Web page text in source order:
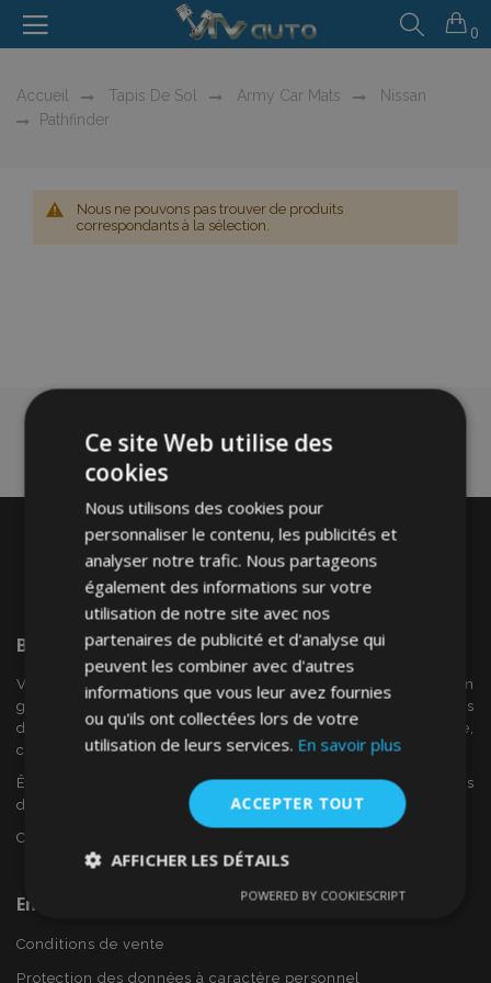
0
Accueil Tapis De Sol Army Car Mats
Nissan
Pathfinder
Nous ne pouvons pas trouver de produits
correspondants à la sélection.
Bienvenue SurVTVAuto
VTV voiture est un détaillant européen et fournisseur en
gros d'accessoires automobiles tels que:. les enjoliveurs, les
déflecteurs de vent, housses de siège, tapis de voiture,
couvertures de chrome et cadres ...
Êtes-vous intéressé par dropshipping ou voulez-vous
devenir notre partenaire?
Contactez-nous dès aujourd'hui!
En Savoir Plus Sur VTVAuto
Conditions de vente
Protection des données à caractère personnel
Ce site Web utilise des
cookies
Nous utilisons des cookies pour
personnaliser le contenu, les publicités et
analyser notre trafic. Nous partageons
également des informations sur votre
utilisation de notre site avec nos
partenaires de publicité et d'analyse qui
peuvent les combiner avec d'autres
informations que vous leur avez fournies
ou qu'ils ont collectées lors de votre
utilisation de leurs services. En savoir plus
ACCEPTER TOUT
AFFICHER LES DÉTAILS
Performance Ciblage
POWERED BY COOKIESCRIPT